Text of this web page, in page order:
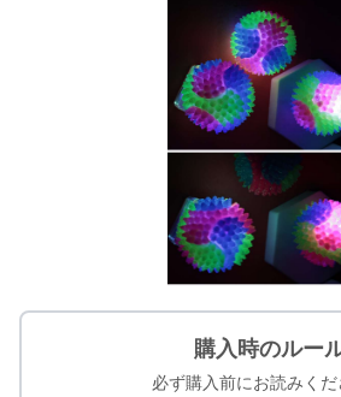
購入時のルー
必ず購入前にお読みくだ